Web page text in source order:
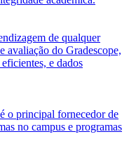
de qualquer
avaliação do Gradescope,
e dados
o principal fornecedor de
no campus e programas